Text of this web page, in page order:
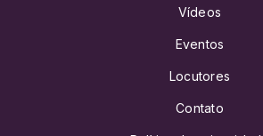
Vídeos
Eventos
Locutores
Contato